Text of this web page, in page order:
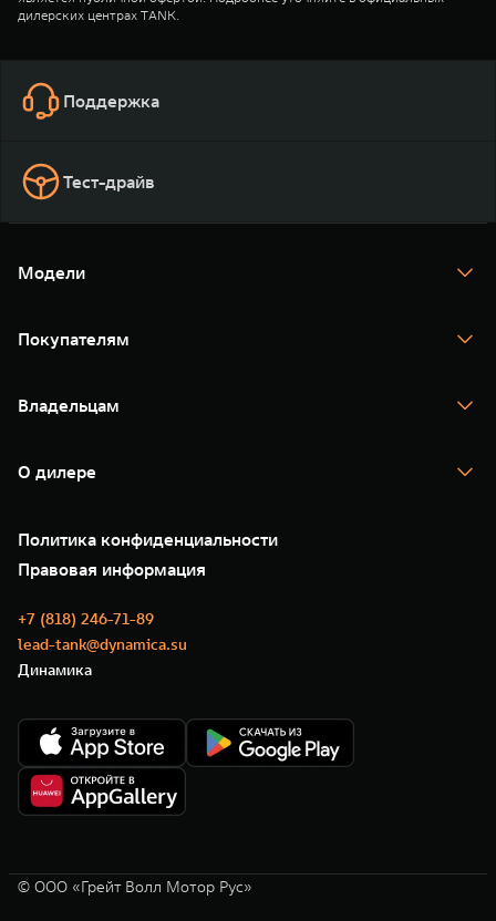
дилерских центрах TANK.
Поддержка
Тест-драйв
Модели
TANK 400
TANK 500
Покупателям
Тест-драйв
TANK Финансы
Корпоративным клиентам
Зарядные станции
Владельцам
Помощь на дороге
Новые цифровые сервисы TANK
Сервис
Нулевое ТО
Моторные масла
О дилере
35 лет GWM
GWM ТЕХ ДЕНЬ
Новости
Политика конфиденциальности
Правовая информация
+7 (818) 246-71-89
lead-tank@dynamica.su
Динамика
© ООО «Грейт Волл Мотор Рус»